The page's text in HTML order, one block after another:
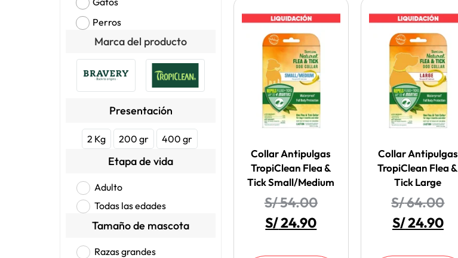
Perros
Marca del producto
Presentación
2 Kg 200 gr 400 gr
Etapa de vida
Adulto
Todas las edades
Tamaño de mascota
Razas grandes
Collar Antipulgas
TropiClean Flea &
Tick Small/Medium
S/54.00
S/24.90
Collar Antipulgas
TropiClean Flea &
Tick Large
S/64.00
S/24.90